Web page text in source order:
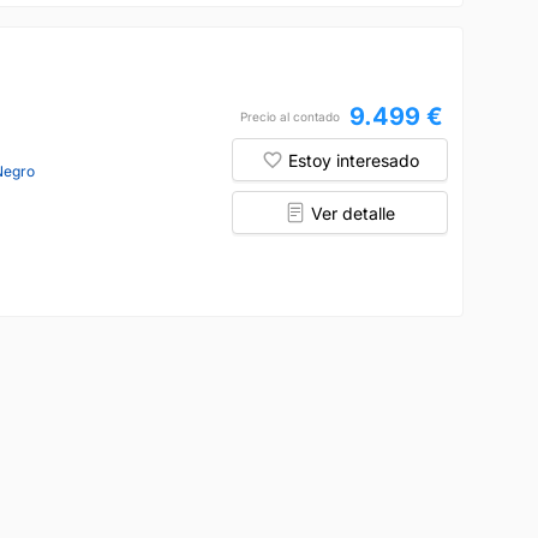
Precio al contado 9.499 €
Estoy interesado
Ver detalle